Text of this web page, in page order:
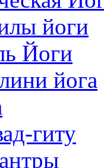
йоги
Йоги
йога
гиту